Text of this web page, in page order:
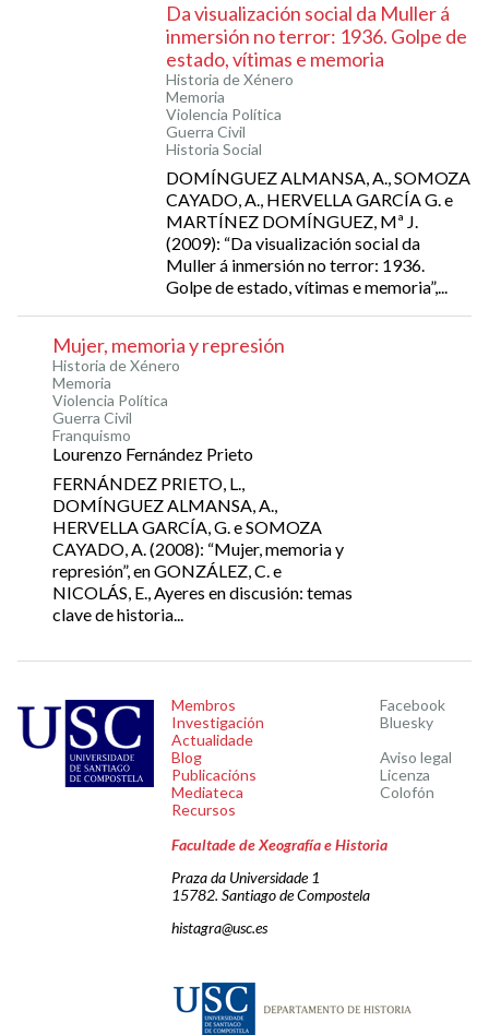
Da visualización social da Muller á
inmersión no terror: 1936. Golpe de
estado, vítimas e memoria
Historia de Xénero
Memoria
Violencia Política
Guerra Civil
Historia Social
DOMÍNGUEZ ALMANSA, A., SOMOZA
CAYADO, A., HERVELLA GARCÍA G. e
MARTÍNEZ DOMÍNGUEZ, Mª J.
(2009): “Da visualización social da
Muller á inmersión no terror: 1936.
Golpe de estado, vítimas e memoria”,...
Mujer, memoria y represión
Historia de Xénero
Memoria
Violencia Política
Guerra Civil
Franquismo
Lourenzo Fernández Prieto
FERNÁNDEZ PRIETO, L.,
DOMÍNGUEZ ALMANSA, A.,
HERVELLA GARCÍA, G. e SOMOZA
CAYADO, A. (2008): “Mujer, memoria y
represión”, en GONZÁLEZ, C. e
NICOLÁS, E., Ayeres en discusión: temas
clave de historia...
Membros
Investigación
Actualidade
Blog
Publicacións
Mediateca
Recursos
Facebook
Bluesky
Aviso legal
Licenza
Colofón
Facultade de Xeografía e Historia
Praza da Universidade 1
15782. Santiago de Compostela
histagra@usc.es